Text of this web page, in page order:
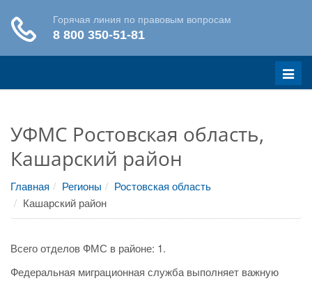
Меню
УФМС Ростовская область,
Кашарский район
Главная Регионы
Ростовская область
Кашарский район
Всего отделов ФМС в районе: 1.
Федеральная миграционная служба выполняет важную